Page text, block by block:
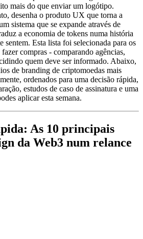
mais do que enviar um logótipo.
desenha o produto UX que torna a
sistema que se expande através de
a economia de tokens numa história
sentem. Esta lista foi selecionada para os
fazer compras - comparando agências,
quem deve ser informado. Abaixo,
de branding de criptomoedas mais
ordenados para uma decisão rápida,
estudos de caso de assinatura e uma
aplicar esta semana.
As 10 principais
da Web3 num relance